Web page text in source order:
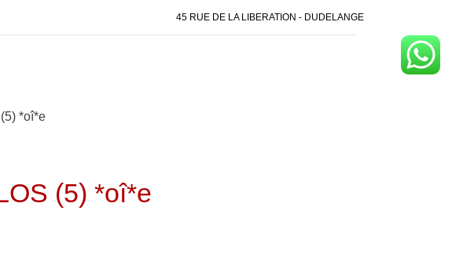
45 RUE DE LA LIBERATION - DUDELANGE
*oî*e
(5) *oî*e